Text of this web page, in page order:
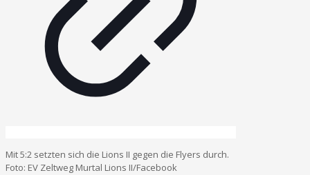
Mit 5:2 setzten sich die Lions II gegen die Flyers durch.
Foto: EV Zeltweg Murtal Lions II/Facebook